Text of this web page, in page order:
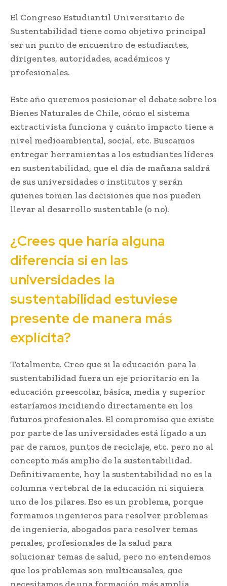
El Congreso Estudiantil Universitario de
Sustentabilidad tiene como objetivo principal
ser un punto de encuentro de estudiantes,
dirigentes, autoridades, académicos y
profesionales.
Este año queremos posicionar el debate sobre los
Bienes Naturales de Chile, cómo el sistema
extractivista funciona y cuánto impacto tiene a
nivel medioambiental, social, etc. Buscamos
entregar herramientas a los estudiantes líderes
en sustentabilidad, que el día de mañana saldrá
de sus universidades o institutos y serán
quienes tomen las decisiones que nos pueden
llevar al desarrollo sustentable (o no).
¿Crees que haría alguna
diferencia si en las
universidades la
sustentabilidad estuviese
presente de manera más
explícita?
Totalmente. Creo que si la educación para la
sustentabilidad fuera un eje prioritario en la
educación preescolar, básica, media y superior
estaríamos incidiendo directamente en los
futuros profesionales. El compromiso que existe
por parte de las universidades está ligado a un
par de ramos, puntos de reciclaje, etc. pero no al
concepto más amplio de la sustentabilidad.
Definitivamente, hoy la sustentabilidad no es la
columna vertebral de la educación ni siquiera
uno de los pilares. Eso es un problema, porque
formamos ingenieros para resolver problemas
de ingeniería, abogados para resolver temas
penales, profesionales de la salud para
solucionar temas de salud, pero no entendemos
que los problemas son multicausales, que